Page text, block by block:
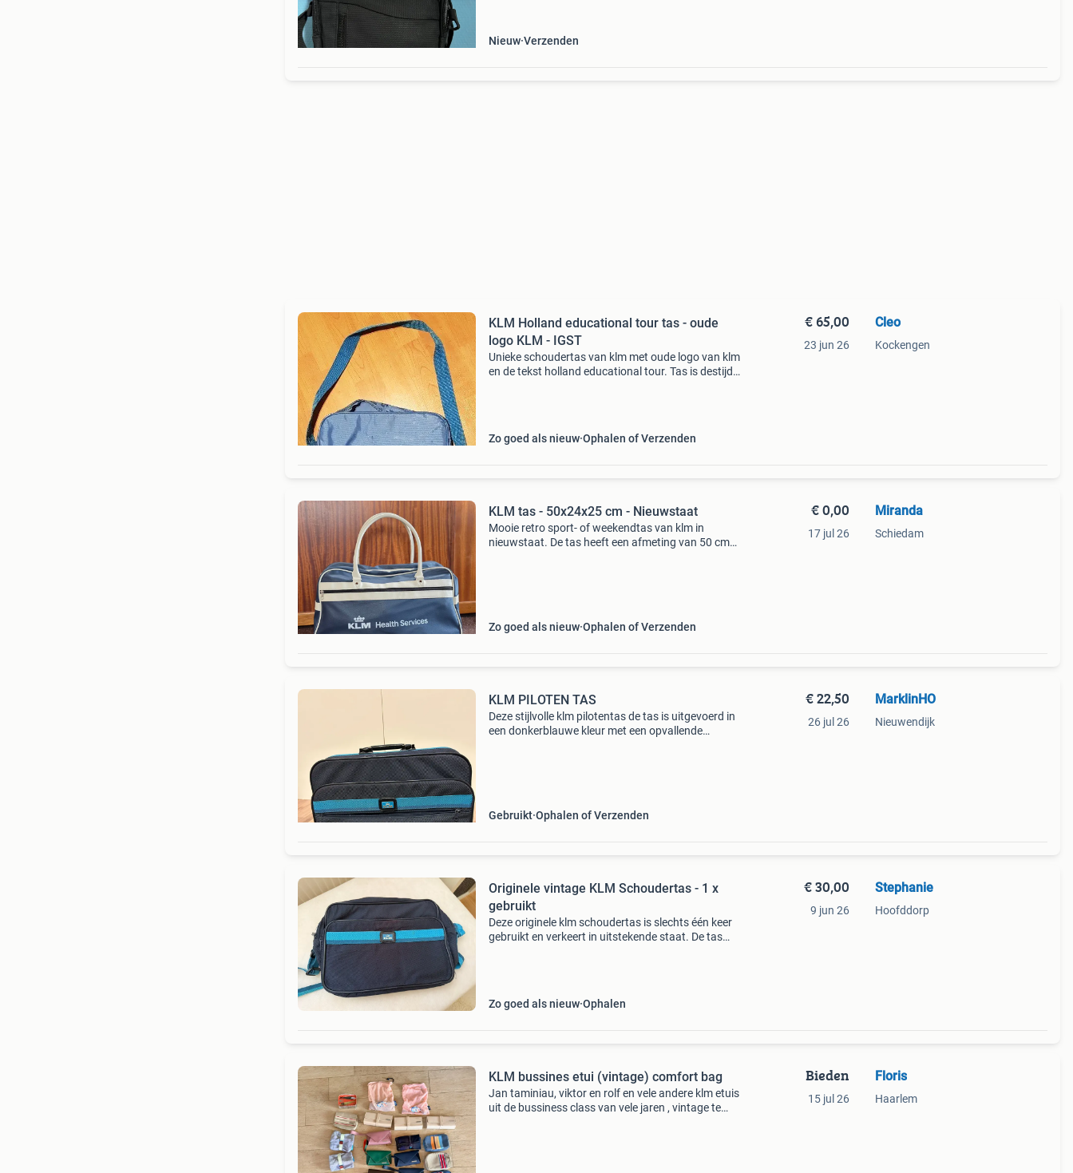
Nieuw Verzenden
KLM Holland educational tour tas - oude
logo KLM - IGST
Unieke schoudertas van klm met oude logo van klm
en de tekst holland educational tour. Tas is destijds
Zo goed als nieuw Ophalen of Verzenden
€ 65,00
23 jun 26
Cleo
Kockengen
KLM tas - 50x24x25 cm - Nieuwstaat
Mooie retro sport- of weekendtas van klm in
nieuwstaat. De tas heeft een afmeting van 50 cm
Zo goed als nieuw Ophalen of Verzenden
€ 0,00
17 jul 26
Miranda
Schiedam
KLM PILOTEN TAS
Deze stijlvolle klm pilotentas de tas is uitgevoerd in
een donkerblauwe kleur met een opvallende
Gebruikt Ophalen of Verzenden
€ 22,50
26 jul 26
MarklinHO
Nieuwendijk
Originele vintage KLM Schoudertas - 1 x
gebruikt
Deze originele klm schoudertas is slechts één keer
gebruikt en verkeert in uitstekende staat. De tas
Zo goed als nieuw Ophalen
€ 30,00
9 jun 26
Stephanie
Hoofddorp
KLM bussines etui (vintage) comfort bag
Jan taminiau, viktor en rolf en vele andere klm etuis
uit de bussiness class van vele jaren , vintage te
Bieden
15 jul 26
Floris
Haarlem